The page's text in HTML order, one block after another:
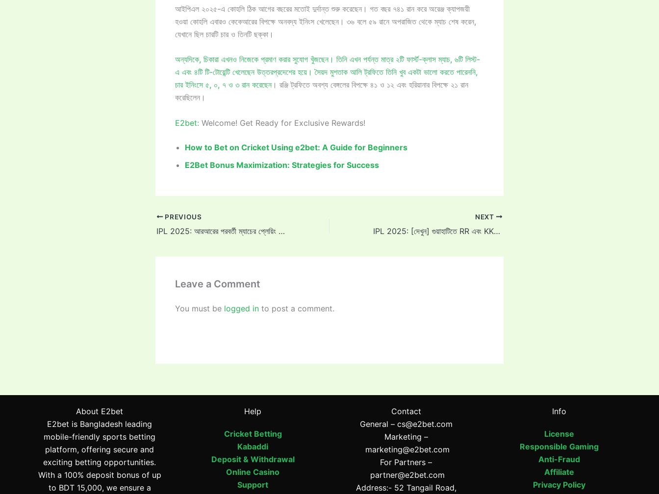
আইপিএল ২০২৫-এ কোহলি ঠিক আগের বছরের মতোই দুর্দান্ত শুরু করেছেন। গত বছর ৭৪১ রান করে অরেঞ্জ ক্যাপজয়ী
হওয়া কোহলি এবারও কেকেআরের বিপক্ষে অনবদ্য ইনিংস খেলেছেন। ৩৬ বলে ৫৯ রানে অপরাজিত থেকে ম্যাচ শেষ করেন,
যেখানে ছিল চারটি চার ও তিনটি ছক্কা।
অন্যদিকে, চিকারা এখনও নিজেকে প্রমাণ করার সুযোগ খুঁজছেন। তিনি এখন পর্যন্ত মাত্র ২টি ফার্স্ট-ক্লাস ম্যাচ, ৬টি লিস্ট-
এ এবং ৪টি টি-টোয়েন্টি খেলেছেন উত্তরপ্রদেশের হয়ে। সৈয়দ মুশতাক আলি ট্রফিতে তিনি খুব একটা ভালো করতে পারেননি,
চার ইনিংসে ৫, ০, ৭ ও ৩ রান করেছেন । রঞ্জি ট্রফিতে অবশ্য বেঙ্গলের বিপক্ষে ৪১ ও ১২ এবং হরিয়ানার বিপক্ষে ২১ রান
করেছিলেন।
E2bet: Welcome! Get Ready for Exclusive Rewards!
How to Bet on Cricket Using e2bet: A Guide for Beginners
E2Bet Bonus Maximization: Strategies for Success
PREVIOUS
IPL 2025: আরআরের পরবর্তী ম্যাচের প্লেয়িং ১১ থেকে বাদ পড়তে পারেন ২ জন খেলোয়াড়, এই ভয়ঙ্কর ফাস্ট বোলার কি বাদ পড়বেন?
NEXT
IPL 2025: [দেখুন] গুয়াহাটিতে RR এবং KKR খেলার সময় দর্শক মাঠে প্রবেশ করে স্থানীয় ছেলে রিয়ান পারাগের সঙ্গে দেখা করতে।
Leave a Comment
You must be logged in to post a comment.
About E2bet
E2bet is Bangladesh leading
mobile-friendly sports betting
platform, offering secure and
exciting betting opportunities.
With a 100% deposit bonus of up
to BDT 15,000, we ensure a
Help
Cricket Betting
Kabaddi
Deposit & Withdrawal
Online Casino
Support
Contact
General – cs@e2bet.com
Marketing –
marketing@e2bet.com
For Partners –
partner@e2bet.com
Address:- 52 Tangail Road,
Info
License
Responsible Gaming
Anti-Fraud
Affiliate
Privacy Policy